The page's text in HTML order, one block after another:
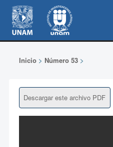
Inicio> Número 53>
Descargar este archivo PDF